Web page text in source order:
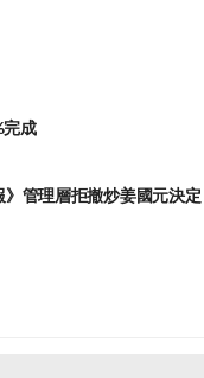
昕的
在場
做法
和超
關決定
完成
》管理層拒撤炒姜國元決